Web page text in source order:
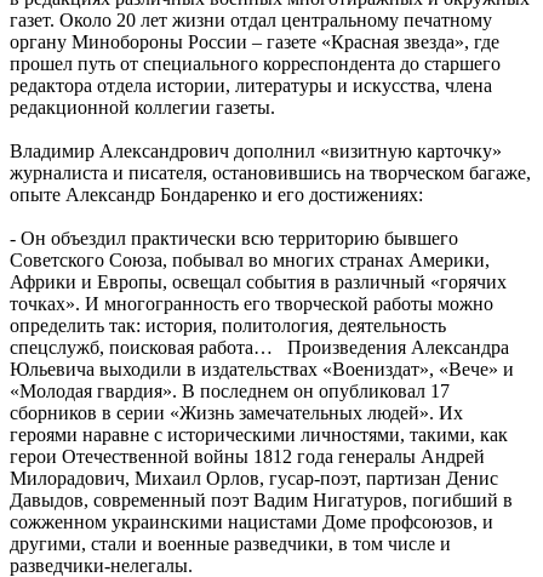
газет. Около 20 лет жизни отдал центральному печатному
органу Минобороны России – газете «Красная звезда», где
прошел путь от специального корреспондента до старшего
редактора отдела истории, литературы и искусства, члена
редакционной коллегии газеты.
Владимир Александрович дополнил «визитную карточку»
журналиста и писателя, остановившись на творческом багаже,
опыте Александр Бондаренко и его достижениях:
- Он объездил практически всю территорию бывшего
Советского Союза, побывал во многих странах Америки,
Африки и Европы, освещал события в различный «горячих
точках». И многогранность его творческой работы можно
определить так: история, политология, деятельность
спецслужб, поисковая работа… Произведения Александра
Юльевича выходили в издательствах «Воениздат», «Вече» и
«Молодая гвардия». В последнем он опубликовал 17
сборников в серии «Жизнь замечательных людей». Их
героями наравне с историческими личностями, такими, как
герои Отечественной войны 1812 года генералы Андрей
Милорадович, Михаил Орлов, гусар-поэт, партизан Денис
Давыдов, современный поэт Вадим Нигатуров, погибший в
сожженном украинскими нацистами Доме профсоюзов, и
другими, стали и военные разведчики, в том числе и
разведчики-нелегалы.